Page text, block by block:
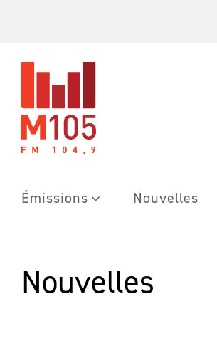
Émissions Nouvelles
Nouvelles